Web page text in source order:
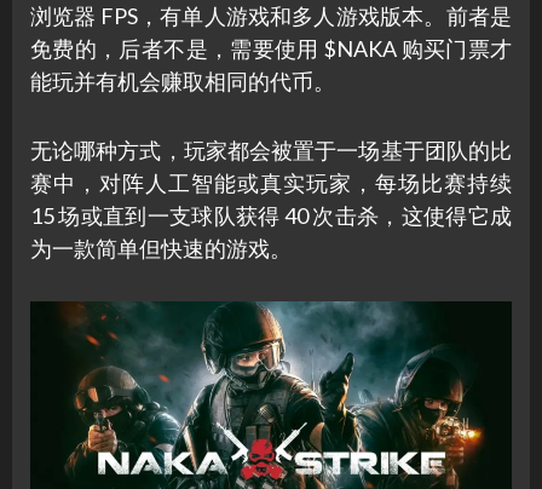
浏览器 FPS，有单人游戏和多人游戏版本。前者是
免费的，后者不是，需要使用 $NAKA 购买门票才
能玩并有机会赚取相同的代币。
无论哪种方式，玩家都会被置于一场基于团队的比
赛中，对阵人工智能或真实玩家，每场比赛持续
15 场或直到一支球队获得 40 次击杀，这使得它成
为一款简单但快速的游戏。